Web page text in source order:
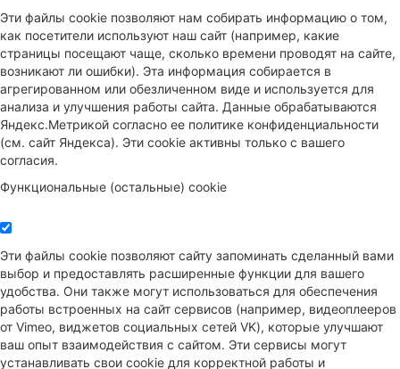
Эти файлы cookie позволяют нам собирать информацию о том,
как посетители используют наш сайт (например, какие
страницы посещают чаще, сколько времени проводят на сайте,
возникают ли ошибки). Эта информация собирается в
агрегированном или обезличенном виде и используется для
анализа и улучшения работы сайта. Данные обрабатываются
Яндекс.Метрикой согласно ее политике конфиденциальности
(см. сайт Яндекса). Эти cookie активны только с вашего
согласия.
Функциональные (остальные) cookie
Эти файлы cookie позволяют сайту запоминать сделанный вами
выбор и предоставлять расширенные функции для вашего
удобства. Они также могут использоваться для обеспечения
работы встроенных на сайт сервисов (например, видеоплееров
от Vimeo, виджетов социальных сетей VK), которые улучшают
ваш опыт взаимодействия с сайтом. Эти сервисы могут
устанавливать свои cookie для корректной работы и